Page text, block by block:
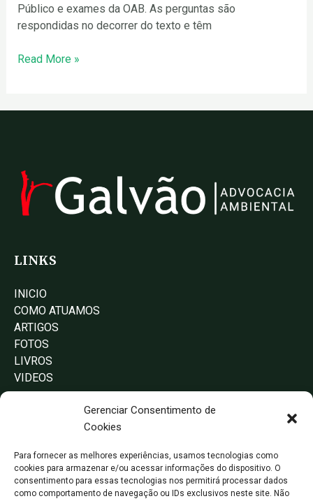
Gerenciar Consentimento de
Cookies
Para fornecer as melhores experiências, usamos tecnologias como
cookies para armazenar e/ou acessar informações do dispositivo. O
consentimento para essas tecnologias nos permitirá processar dados
como comportamento de navegação ou IDs exclusivos neste site. Não
Público e exames da OAB. As perguntas são
respondidas no decorrer do texto e têm
Read More »
LINKS
INICIO
COMO ATUAMOS
ARTIGOS
FOTOS
LIVROS
VIDEOS
CONTATOS
pmgg@terra.com.br
RUA ABRÃO BOIANIN, Nº 255,